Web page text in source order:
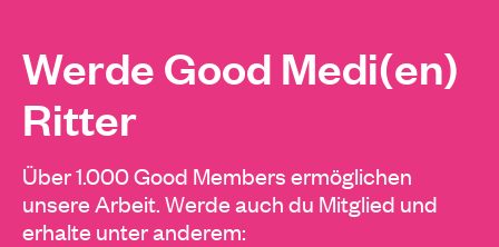
Werde Good Medi(en)
Ritter
Über 1.000 Good Members ermöglichen
unsere Arbeit. Werde auch du Mitglied und
erhalte unter anderem: